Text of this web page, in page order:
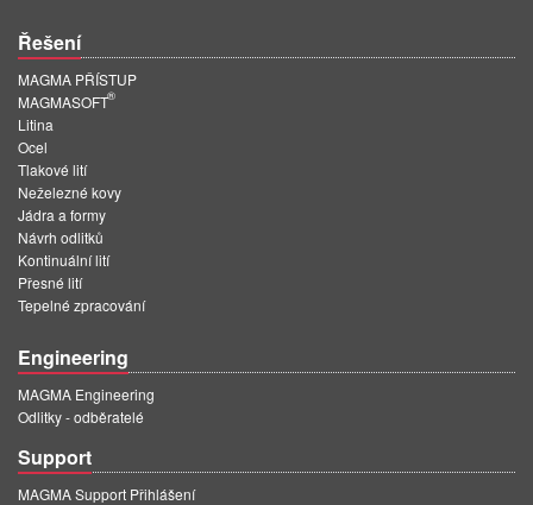
EN
MAGMA Korea
KO
Řešení
MAGMA PŘÍSTUP
MAGMASOFT
®
Litina
Ocel
Tlakové lití
Neželezné kovy
Jádra a formy
Návrh odlitků
Kontinuální lití
Přesné lití
Tepelné zpracování
Engineering
MAGMA Engineering
Odlitky - odběratelé
Support
MAGMA Support Přihlášení